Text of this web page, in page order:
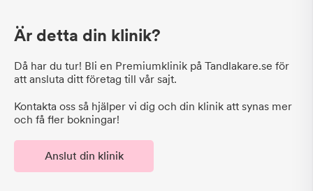
Är detta din klinik?
Då har du tur! Bli en Premiumklinik på Tandlakare.se för
att ansluta ditt företag till vår sajt.
Kontakta oss så hjälper vi dig och din klinik att synas mer
och få fler bokningar!
Anslut din klinik